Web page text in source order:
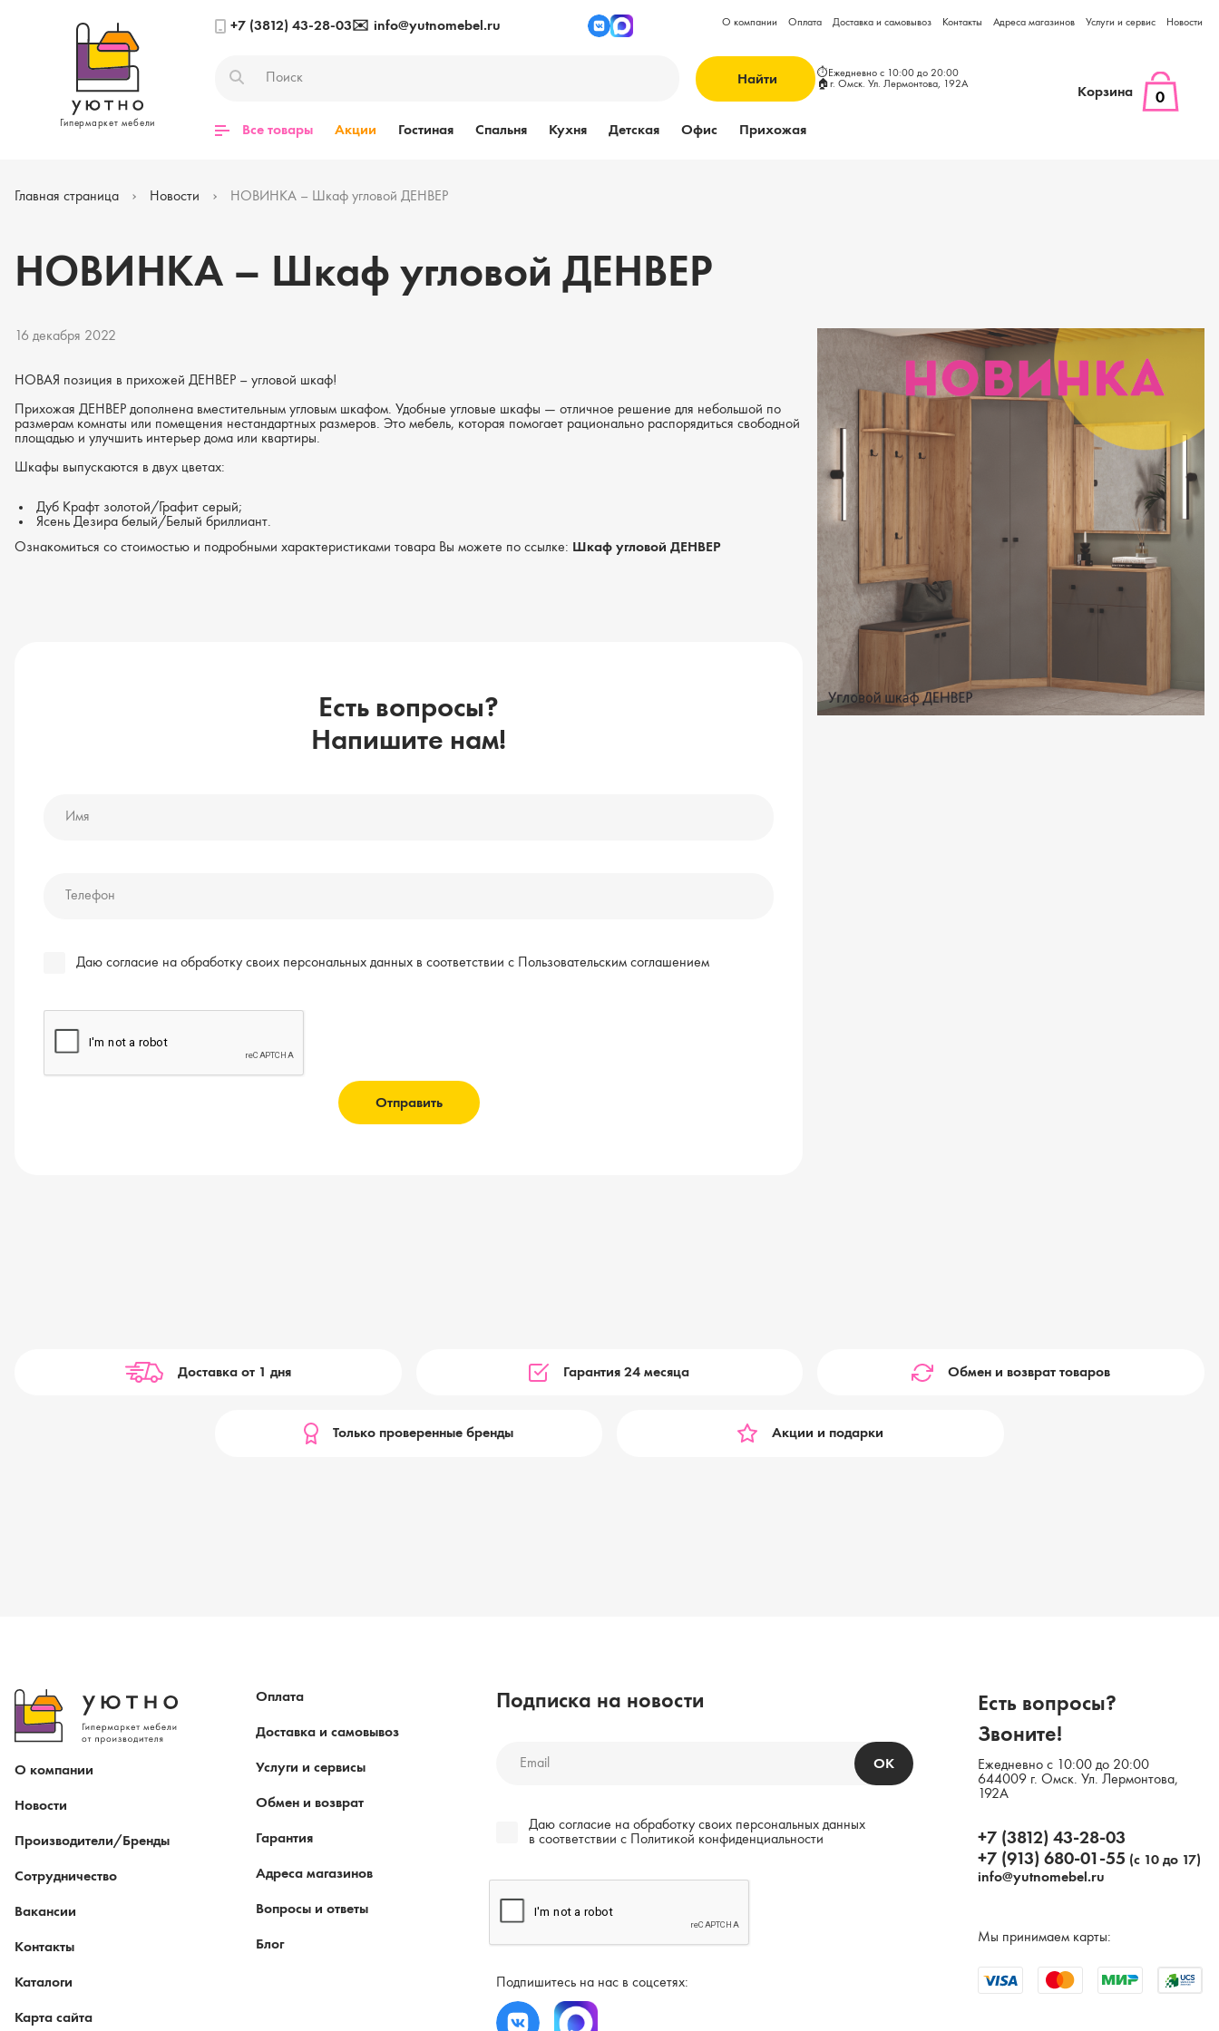
Гипермаркет мебели
+7 (3812) 43-28-03✉️ info@yutnomebel.ru О компании Оплата Доставка и самовывоз Контакты Адреса магазинов Услуги и сервис Новости
Найти
⏱Ежедневно с 10:00 до 20:00
🏠г. Омск. Ул. Лермонтова, 192А
Все товары Акции Гостиная Спальня Кухня Детская Офис Прихожая
Корзина 0
Главная страница Новости НОВИНКА – Шкаф угловой ДЕНВЕР
НОВИНКА – Шкаф угловой ДЕНВЕР
16 декабря 2022
НОВАЯ позиция в прихожей ДЕНВЕР – угловой шкаф!
Прихожая ДЕНВЕР дополнена вместительным угловым шкафом. Удобные угловые шкафы — отличное решение для небольшой по
размерам комнаты или помещения нестандартных размеров. Это мебель, которая помогает рационально распорядиться свободной
площадью и улучшить интерьер дома или квартиры.
Шкафы выпускаются в двух цветах:
Дуб Крафт золотой/Графит серый;
Ясень Дезира белый/Белый бриллиант.
Ознакомиться со стоимостью и подробными характеристиками товара Вы можете по ссылке: Шкаф угловой ДЕНВЕР
Есть вопросы?
Напишите нам!
Имя
Телефон
Даю согласие на обработку своих персональных данных в соответствии с Пользовательским соглашением
Отправить
Доставка от 1 дня Гарантия 24 месяца Обмен и возврат товаров
Только проверенные бренды Акции и подарки
О компании
Новости
Производители/Бренды
Сотрудничество
Вакансии
Контакты
Каталоги
Карта сайта
Оплата
Доставка и самовывоз
Услуги и сервисы
Обмен и возврат
Гарантия
Адреса магазинов
Вопросы и ответы
Блог
Подписка на новости
ОК
Даю согласие на обработку своих персональных данных
в соответствии c
Политикой конфиденциальности
Подпишитесь на нас в соцсетях:
Есть вопросы?
Звоните!
Ежедневно с 10:00 до 20:00
644009 г. Омск. Ул. Лермонтова,
192А
+7 (3812) 43-28-03
+7 (913) 680-01-55 (с 10 до 17)
info@yutnomebel.ru
Мы принимаем карты: